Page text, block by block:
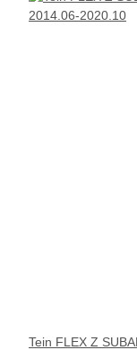
Tein FLEX Z